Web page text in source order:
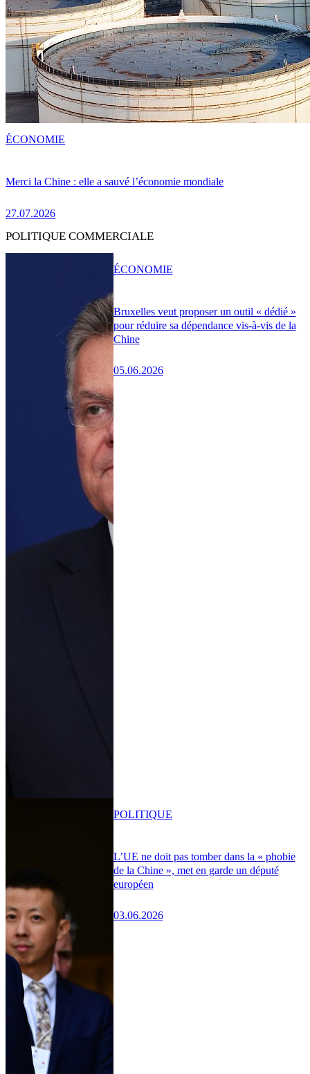
Merci la Chine : elle a sauvé l’économie mondiale
27.07.2026
ÉCONOMIE
POLITIQUE COMMERCIALE
Bruxelles veut proposer un outil « dédié »
pour réduire sa dépendance vis-à-vis de la
Chine
05.06.2026
ÉCONOMIE
L’UE ne doit pas tomber dans la « phobie
de la Chine », met en garde un député
européen
03.06.2026
POLITIQUE